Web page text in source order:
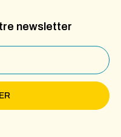
newsletter